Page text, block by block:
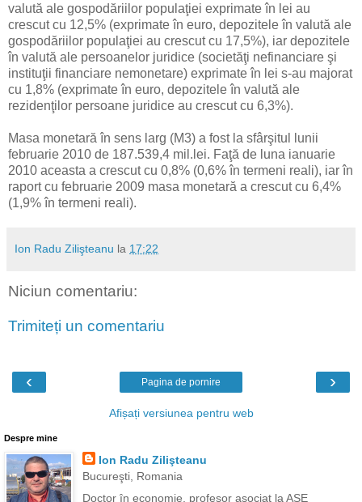
valută ale gospodăriilor populaţiei exprimate în lei au
crescut cu 12,5% (exprimate în euro, depozitele în valută ale
gospodăriilor populaţiei au crescut cu 17,5%), iar depozitele
în valută ale persoanelor juridice (societăţi nefinanciare şi
instituţii financiare nemonetare) exprimate în lei s-au majorat
cu 1,8% (exprimate în euro, depozitele în valută ale
rezidenţilor persoane juridice au crescut cu 6,3%).
Masa monetară în sens larg (M3) a fost la sfârşitul lunii
februarie 2010 de 187.539,4 mil.lei. Faţă de luna ianuarie
2010 aceasta a crescut cu 0,8% (0,6% în termeni reali), iar în
raport cu februarie 2009 masa monetară a crescut cu 6,4%
(1,9% în termeni reali).
Ion Radu Zilişteanu la 17:22
Niciun comentariu:
Trimiteți un comentariu
‹ ›
Pagina de pornire
Afișați versiunea pentru web
Despre mine
Ion Radu Zilişteanu
Bucureşti, Romania
Doctor în economie, profesor asociat la ASE